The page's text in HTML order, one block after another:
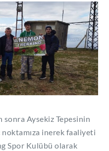
sonra Aysekiz Tepesinin
noktamıza inerek faaliyeti
Spor Kulübü olarak